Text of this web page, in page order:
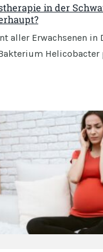
in der
aller Erwachsenen in